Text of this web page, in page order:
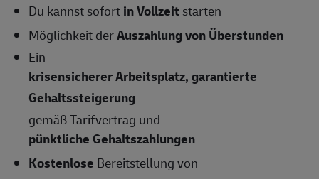
Du kannst sofortin Vollzeit starten
Möglichkeit derAuszahlung von Überstunden
Ein
krisensicherer Arbeitsplatz, garantierte
Gehaltssteigerung
gemäß Tarifvertrag und
pünktliche Gehaltszahlungen
Kostenlose Bereitstellung von